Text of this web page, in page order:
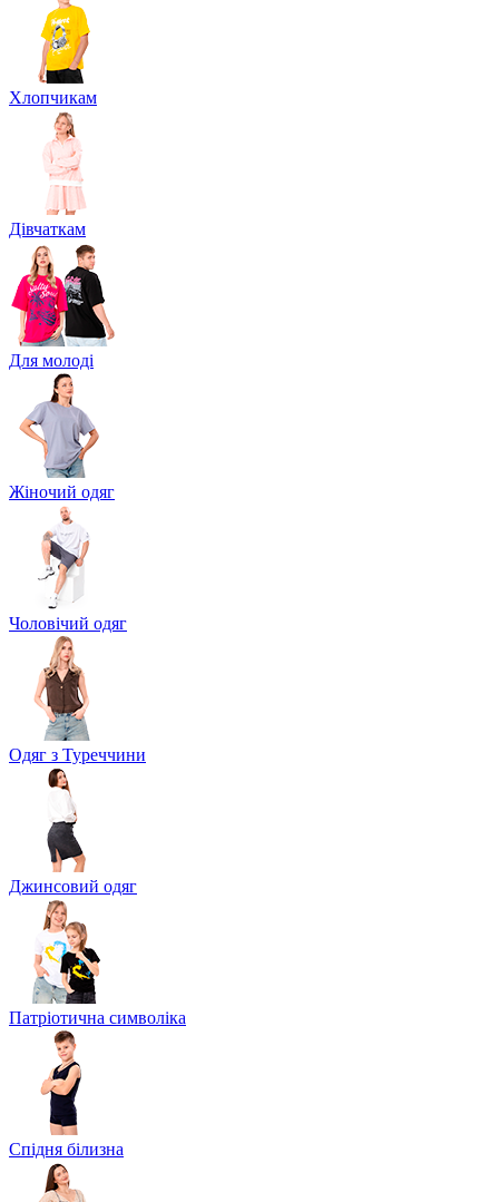
Хлопчикам
Дівчаткам
Для молоді
Жіночий одяг
Чоловічий одяг
Одяг з Туреччини
Джинсовий одяг
Патріотична символіка
Спідня білизна